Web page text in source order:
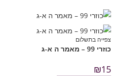
צפייה בתשלום
כוזרי 99 – מאמר ה א-ג
₪15